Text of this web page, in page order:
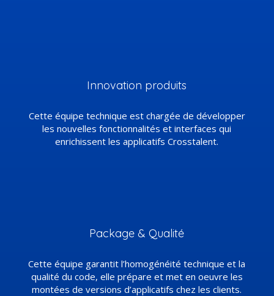
Innovation produits
Cette équipe technique est chargée de développer
les nouvelles fonctionnalités et interfaces qui
enrichissent les applicatifs Crosstalent.
Package & Qualité
Cette équipe garantit l’homogénéité technique et la
qualité du code, elle prépare et met en oeuvre les
montées de versions d’applicatifs chez les clients.